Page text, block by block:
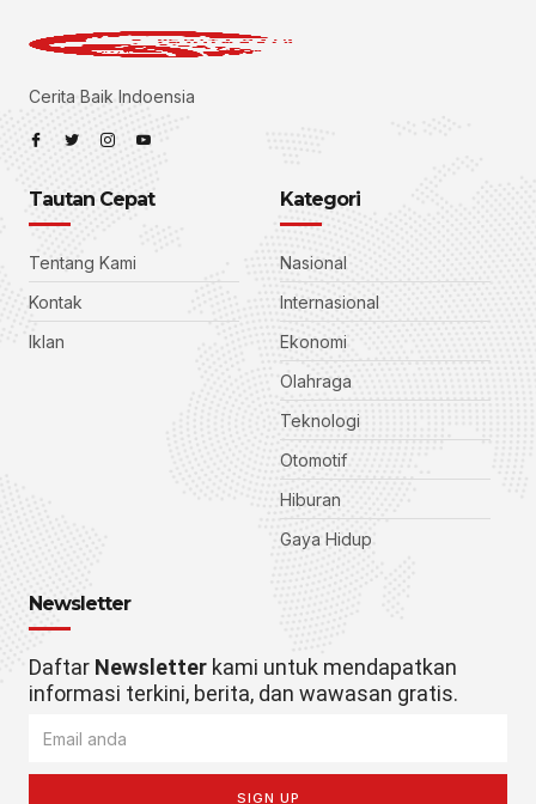
Cerita Baik Indoensia
Tautan Cepat
Tentang Kami
Kontak
Iklan
Kategori
Nasional
Internasional
Ekonomi
Olahraga
Teknologi
Otomotif
Hiburan
Gaya Hidup
Newsletter
Daftar Newsletter kami untuk mendapatkan
informasi terkini, berita, dan wawasan gratis.
SIGN UP